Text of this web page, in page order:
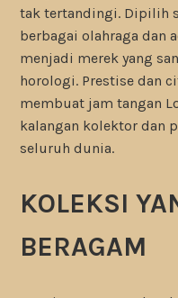
tak tertandingi. Dipilih
berbagai olahraga dan
menjadi merek yang
horologi. Prestise dan
membuat jam tangan
kalangan kolektor dan
seluruh dunia.
KOLEKSI
BERAGAM